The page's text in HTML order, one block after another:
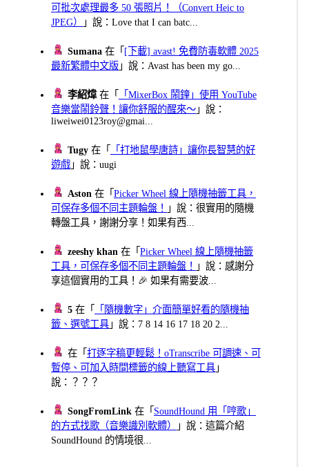
可批次處理最多 50 張照片！（Convert Heic to
JPEG）
」說：Love that I can batc...
Sumana 在「 [下載] avast! 免費防毒軟體 2025
最新繁體中文版 」說：Avast has been my go...
李紹煒在「
「MixerBox 鬧鐘」使用 YouTube
音樂當鬧鈴聲！讓你舒服的醒來～ 」說：
liweiwei0123roy@gmai...
Tugy 在「
「打地鼠學唐詩」讓你長智慧的好
遊戲 」說：uugi
Aston 在「Picker Wheel 線上隨機抽籤工具，
可保存多個不同主題輪盤！
」說：很實用的隨機
轉盤工具，謝謝分享！如果有西...
zeeshy khan 在「Picker Wheel 線上隨機抽籤
工具，可保存多個不同主題輪盤！
」說：感謝分
享這個實用的工具！🎉 如果有需要波...
5 在「
「隨機數字」介面簡單好看的隨機抽
籤、選號工具 」說：7 8 14 16 17 18 20 2...
在「打逐字稿更輕鬆！oTranscribe 可調速、可
暫停、可加入時間標籤的線上聽寫工具 」
說：？？？
SongFromLink 在「 SoundHound 用「哼歌」
的方式找歌（音樂識別軟體）
」說：這篇介紹
SoundHound 的情境很...